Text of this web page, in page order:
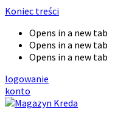
Koniec treści
Opens in a new tab
Opens in a new tab
Opens in a new tab
logowanie
konto